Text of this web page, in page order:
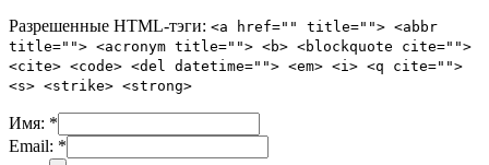
Разрешенные HTML-тэги: <a href="" title=""> <abbr
title=""> <acronym title=""> <b> <blockquote cite="">
<cite> <code> <del datetime=""> <em> <i> <q cite="">
<s> <strike> <strong>
Имя: *
Email: *